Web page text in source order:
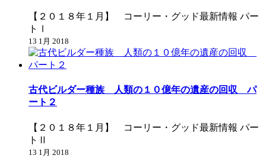
【２０１８年１月】 コーリー・グッド最新情報 パー
トⅠ
13 1月 2018
古代ビルダー種族 人類の１０億年の遺産の回収 パ
ート２
【２０１８年１月】 コーリー・グッド最新情報 パー
トⅡ
13 1月 2018